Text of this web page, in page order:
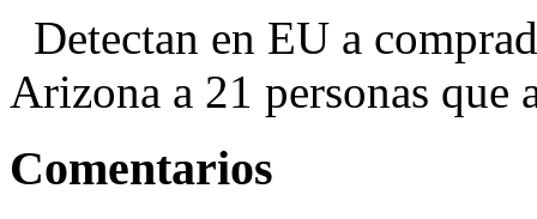
Detectan en EU a
Arizona a 21 personas que
Comentarios